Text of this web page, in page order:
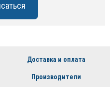
Доставка и оплата
Производители